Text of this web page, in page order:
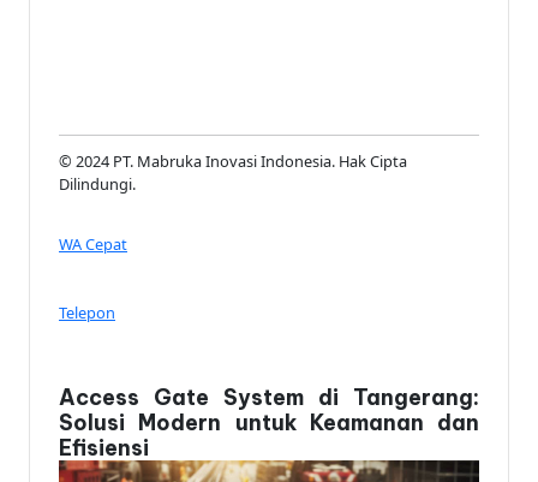
© 2024 PT. Mabruka Inovasi Indonesia. Hak Cipta
Dilindungi.
WA Cepat
Telepon
Access Gate System di Tangerang:
Solusi Modern untuk Keamanan dan
Efisiensi